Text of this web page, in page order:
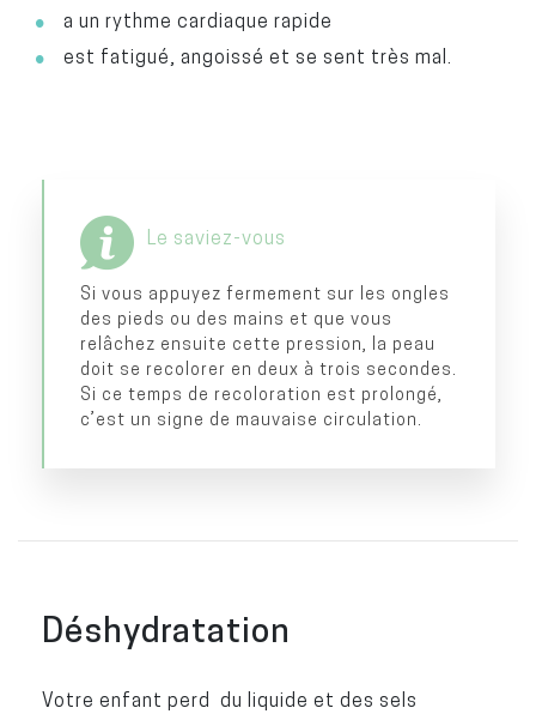
a un rythme cardiaque rapide
est fatigué, angoissé et se sent très mal.
Le saviez-vous
Si vous appuyez fermement sur les ongles
des pieds ou des mains et que vous
relâchez ensuite cette pression, la peau
doit se recolorer en deux à trois secondes.
Si ce temps de recoloration est prolongé,
c’est un signe de mauvaise circulation.
Déshydratation
Votre enfant perd du liquide et des sels